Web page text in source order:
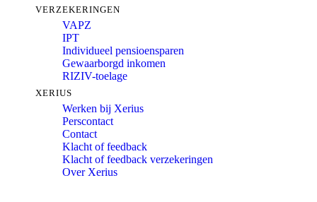
VERZEKERINGEN
VAPZ
IPT
Individueel pensioensparen
Gewaarborgd inkomen
RIZIV-toelage
XERIUS
Werken bij Xerius
Perscontact
Contact
Klacht of feedback
Klacht of feedback verzekeringen
Over Xerius